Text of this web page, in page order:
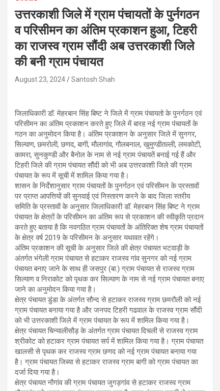
उत्तरकाशी जिले में ग्राम पंचायतों के पुर्नगठन
व परिसीमन का अंतिम प्रकाशन हुआ, टिहरी
का राजस्व ग्राम सौंदी अब उत्तरकाशी जिले
की बनी ग्राम पंचायत
August 23, 2024 Santosh Shah
जिलाधिकारी डॉ. मेहरबान सिंह बिष्ट ने जिले में ग्राम पंचायतो के पुनर्गठन एवं
परिसीमन का अंतिम प्रकाशन करते हुए जिले में बारह नई ग्राम पंचायतों के
गठन का अनुमोदन किया है। अंतिम प्रकाशन के अनुसार जिले में सुनगर,
सिल्याण, छमरोली, छणद, बागी, मौलागांव, गौलबनाल, खुमुण्डीतल्ली, लमकोटी,
कामरा, सुनकुण्डी और बैनोल के नाम से नई ग्राम पंचायतें बनाई गई हैं और
टिहरी जिले की ग्राम पंचायत सौंदी को भी अब उत्तरकाशी जिले की ग्राम
पंचायत के रूप में सूची में शामिल किया गया है।
शासन के निर्देशानुसार ग्राम पंचायतों के पुनर्गठन एवं परिसीमन के प्रस्तावों
पर प्राप्त आपत्तियों की सुनवाई एवं निस्तारण करने के बाद जिला स्तरीय
समिति के प्रस्तावों के अनुसार जिलाधिकारी डॉ. मेहरबान सिंह बिष्ट ने ग्राम
पंचायत के क्षेत्रों के परिसीमन का अंतिम रूप से प्रकाशन की स्वीकृति प्रदान
करते हुए बताया है कि नवगठित ग्राम पंचायतों के अंतिरिक्त शेष ग्राम पंचायतों
के क्षेत्र वर्ष 2019 के परिसीमन के अनुसार यथावत रहेंगे।
अंतिम प्रकाशन की सूची के अनुसार जिले की क्षेत्र पंचायत भटवाड़ी के
अंतर्गत भंगेली ग्राम पंचायत से हटाकर राजस्व गांव सुनगर को नई ग्राम
पंचायत बनाए जाने के साथ ही जसपुर (बा.) ग्राम पंचायत से राजस्व ग्राम
सिल्याण व निराकोट को पृथक कर सिल्याण के नाम से नई ग्राम पंचायत बनाए
जाने का अनुमोदन किया गया है।
क्षेत्र पंचायत डुंडा के अंतर्गत सौन्द से हटाकर राजस्व ग्राम छमरौली को नई
ग्राम पंचायत बनाया गया है और जनपद टिहरी गढवाल के राजस्व ग्राम सौंदी
को भी उत्तरकाशी जिले में ग्राम पंचायत के रूप में शामिल किया गया है।
क्षेत्र पंचायत चिन्यालीसौड़ के अंतर्गत ग्राम पंचायत दिचली से राजस्व ग्राम
श्रीकोट को हटाकर ग्राम पंचायत सर्प में शामिल किया गया है। ग्राम पंचायत
खालसी से पृथक कर राजस्व ग्राम छणद को नई ग्राम पंचायत बनाया गया
है। ग्राम पंचायत जिब्या से हटाकर राजस्व ग्राम बागी को ग्राम पंचायत का
दर्जा दिया गया है।
क्षेत्र पंचायत नौगांव की ग्राम पंचायत जुगड़गांव से हटाकर राजस्व ग्राम